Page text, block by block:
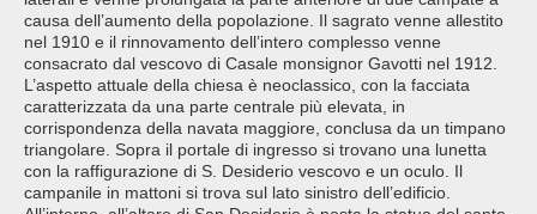
causa dell’aumento della popolazione. Il sagrato venne allestito
nel 1910 e il rinnovamento dell’intero complesso venne
consacrato dal vescovo di Casale monsignor Gavotti nel 1912.
L’aspetto attuale della chiesa è neoclassico, con la facciata
caratterizzata da una parte centrale più elevata, in
corrispondenza della navata maggiore, conclusa da un timpano
triangolare. Sopra il portale di ingresso si trovano una lunetta
con la raffigurazione di S. Desiderio vescovo e un oculo. Il
campanile in mattoni si trova sul lato sinistro dell’edificio.